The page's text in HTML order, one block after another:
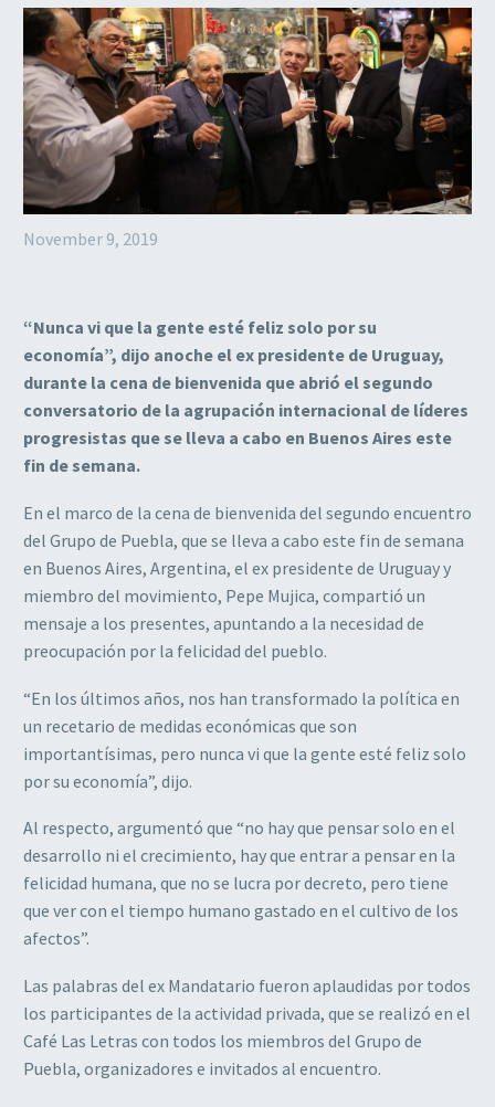
November 9, 2019
“Nunca vi que la gente esté feliz solo por su
economía”, dijo anoche el ex presidente de Uruguay,
durante la cena de bienvenida que abrió el segundo
conversatorio de la agrupación internacional de líderes
progresistas que se lleva a cabo en Buenos Aires este
fin de semana.
En el marco de la cena de bienvenida del segundo encuentro
del Grupo de Puebla, que se lleva a cabo este fin de semana
en Buenos Aires, Argentina, el ex presidente de Uruguay y
miembro del movimiento, Pepe Mujica, compartió un
mensaje a los presentes, apuntando a la necesidad de
preocupación por la felicidad del pueblo.
“En los últimos años, nos han transformado la política en
un recetario de medidas económicas que son
importantísimas, pero nunca vi que la gente esté feliz solo
por su economía”, dijo.
Al respecto, argumentó que “no hay que pensar solo en el
desarrollo ni el crecimiento, hay que entrar a pensar en la
felicidad humana, que no se lucra por decreto, pero tiene
que ver con el tiempo humano gastado en el cultivo de los
afectos”.
Las palabras del ex Mandatario fueron aplaudidas por todos
los participantes de la actividad privada, que se realizó en el
Café Las Letras con todos los miembros del Grupo de
Puebla, organizadores e invitados al encuentro.